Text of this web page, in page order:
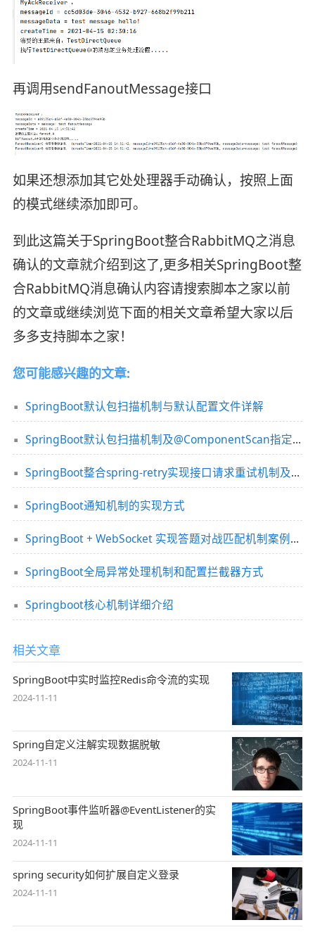
再调用sendFanoutMessage接口
如果还想添加其它处处理器手动确认，按照上面
的模式继续添加即可。
到此这篇关于SpringBoot整合RabbitMQ之消息
确认的文章就介绍到这了,更多相关SpringBoot整
合RabbitMQ消息确认内容请搜索脚本之家以前
的文章或继续浏览下面的相关文章希望大家以后
多多支持脚本之家！
您可能感兴趣的文章:
SpringBoot默认包扫描机制与默认配置文件详解
SpringBoot默认包扫描机制及@ComponentScan指定扫描路径详解
SpringBoot整合spring-retry实现接口请求重试机制及注意事项
SpringBoot通知机制的实现方式
SpringBoot + WebSocket 实现答题对战匹配机制案例详解
SpringBoot全局异常处理机制和配置拦截器方式
Springboot核心机制详细介绍
相关文章
SpringBoot中实时监控Redis命令流的实现
2024-11-11
Spring自定义注解实现数据脱敏
2024-11-11
SpringBoot事件监听器@EventListener的实
现
2024-11-11
spring security如何扩展自定义登录
2024-11-11